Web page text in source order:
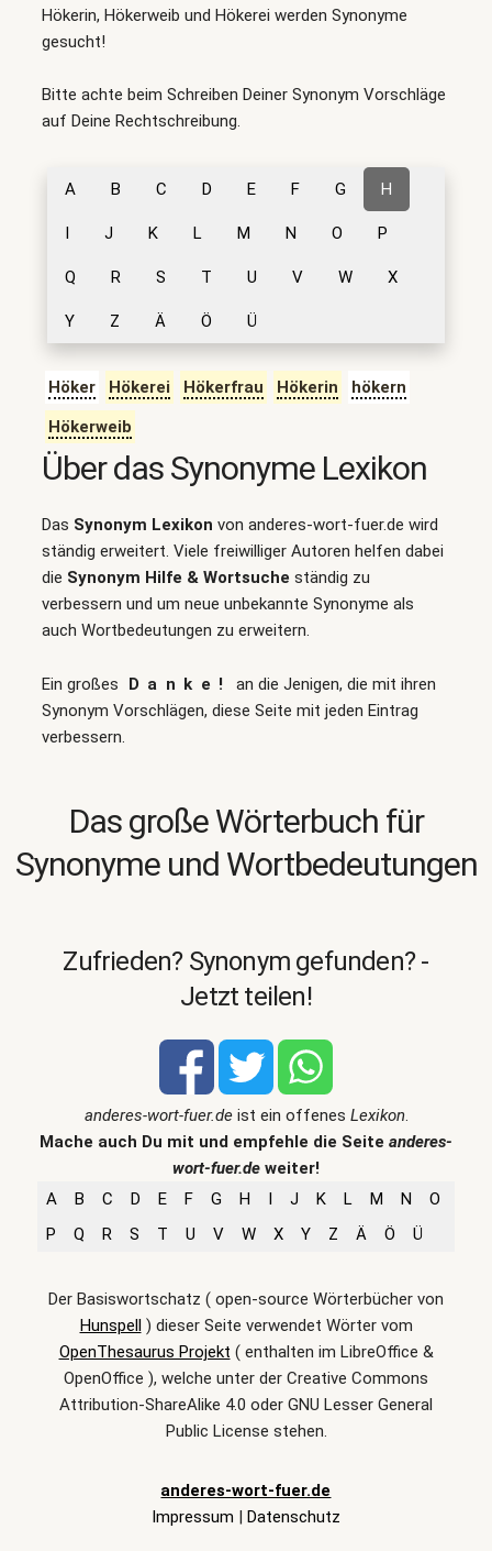
Hökerin, Hökerweib und Hökerei werden Synonyme
gesucht!
Bitte achte beim Schreiben Deiner Synonym Vorschläge
auf Deine Rechtschreibung.
A B C D E F G H
I J K L M N O P
Q R S T U V W X
Y Z Ä Ö Ü
Höker Hökerei Hökerfrau Hökerin
hökern
Hökerweib
Über das Synonyme Lexikon
Das Synonym Lexikon von anderes-wort-fuer.de wird
ständig erweitert. Viele freiwilliger Autoren helfen dabei
die Synonym Hilfe & Wortsuche ständig zu
verbessern und um neue unbekannte Synonyme als
auch Wortbedeutungen zu erweitern.
Ein großes Danke!
an die Jenigen, die mit ihren
Synonym Vorschlägen, diese Seite mit jeden Eintrag
verbessern.
Das große Wörterbuch für
Synonyme und Wortbedeutungen
Zufrieden? Synonym gefunden? -
Jetzt teilen!
anderes-wort-fuer.deist ein offenes Lexikon.
Mache auch Du mit und empfehle die Seite anderes-
wort-fuer.de weiter!
A
B C D E F G H I J K L M N
O
P
Q R S T U V W X Y Z Ä Ö Ü
Der Basiswortschatz ( open-source Wörterbücher von
Hunspell) dieser Seite verwendet Wörter vom
OpenThesaurus Projekt ( enthalten im LibreOffice &
OpenOffice ), welche unter der Creative Commons
Attribution-ShareAlike 4.0 oder GNU Lesser General
Public License stehen.
anderes-wort-fuer.de
Impressum | Datenschutz